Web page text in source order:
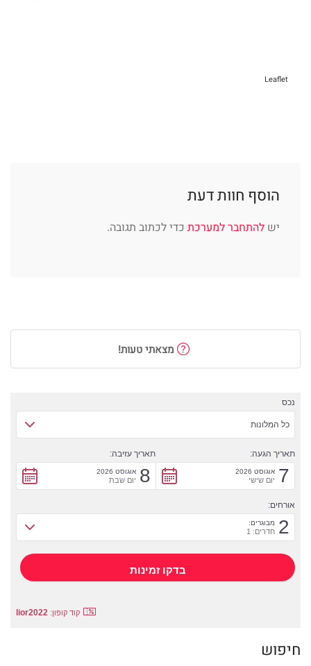
Leaflet
הוסף חוות דעת
יש להתחבר למערכת כדי לכתוב תגובה.
מצאתי טעות!
נכס
כל המלונות
תאריך הגעה:
7 אוגוסט 2026
יום שישי
תאריך עזיבה:
8 אוגוסט 2026
יום שבת
אורחים:
2 מבוגרים:
חדרים: 1
קוד קופון: lior2022
חיפוש